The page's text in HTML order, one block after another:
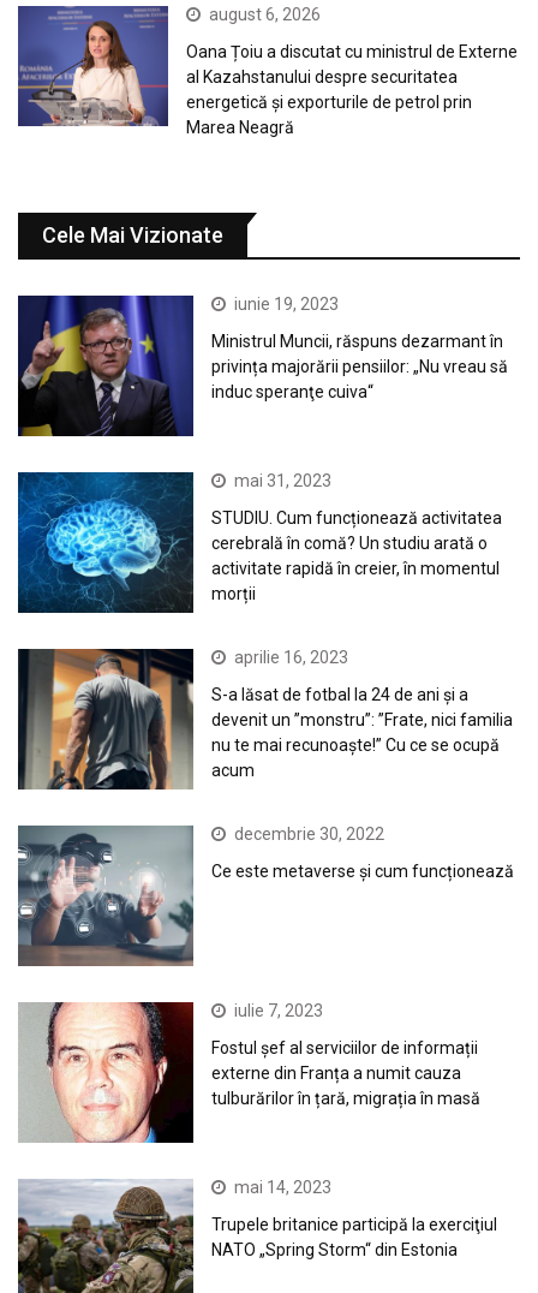
august 6, 2026
Oana Țoiu a discutat cu ministrul de Externe
al Kazahstanului despre securitatea
energetică și exporturile de petrol prin
Marea Neagră
Cele Mai Vizionate
iunie 19, 2023
Ministrul Muncii, răspuns dezarmant în
privința majorării pensiilor: „Nu vreau să
induc speranţe cuiva“
mai 31, 2023
STUDIU. Cum funcționează activitatea
cerebrală în comă? Un studiu arată o
activitate rapidă în creier, în momentul
morții
aprilie 16, 2023
S-a lăsat de fotbal la 24 de ani și a
devenit un ”monstru”: ”Frate, nici familia
nu te mai recunoaște!” Cu ce se ocupă
acum
decembrie 30, 2022
Ce este metaverse și cum funcționează
iulie 7, 2023
Fostul șef al serviciilor de informații
externe din Franța a numit cauza
tulburărilor în țară, migrația în masă
mai 14, 2023
Trupele britanice participă la exerciţiul
NATO „Spring Storm“ din Estonia